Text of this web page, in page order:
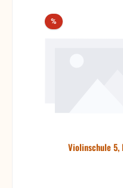
%Rabatt
Violinschule 5,